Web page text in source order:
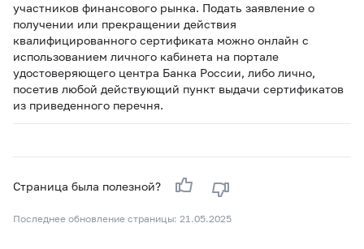
участников финансового рынка. Подать заявление о
получении или прекращении действия
квалифицированного сертификата можно онлайн с
использованием личного кабинета на портале
удостоверяющего центра Банка России, либо лично,
посетив любой действующий пункт выдачи сертификатов
из приведенного перечня.
Страница была полезной?
Последнее обновление страницы: 21.05.2025